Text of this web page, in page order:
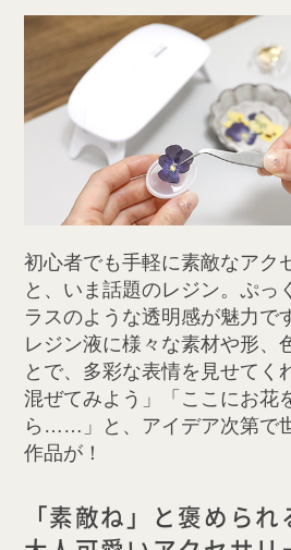
初心者でも手軽に素敵なアク
と、いま話題のレジン。ぷっ
ラスのような透明感が魅力で
レジン液に様々な素材や形、
とで、多彩な表情を見せてく
混ぜてみよう」「ここにお花
ら……」と、アイデア次第で
作品が！
「素敵ね」と褒められ